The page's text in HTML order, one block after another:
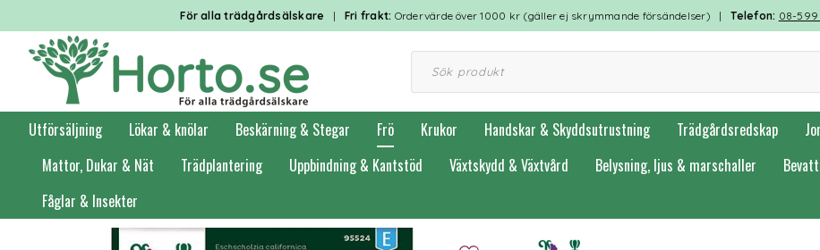
För alla trädgårdsälskare | Fri frakt: Ordervärde över 1000 kr (gäller ej skrymmande försändelser) |Telefon: 08-
Utförsäljning Lökar & knölar Beskärning & Stegar Frö Krukor Handskar & Skyddsutrustning Trädgårdsredskap
Mattor, Dukar & Nät
Trädplantering Uppbindning & Kantstöd Växtskydd & Växtvård Belysning, ljus & marschaller
Fåglar & Insekter
Förstasidan Frö